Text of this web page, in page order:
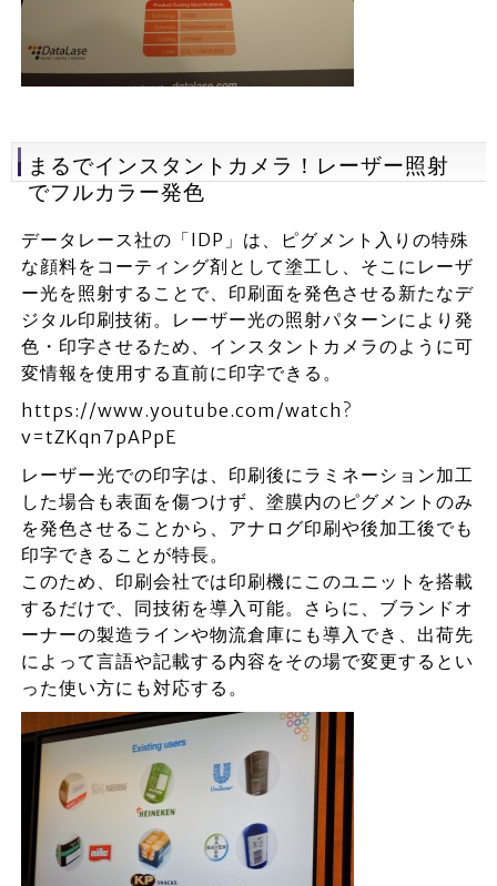
まるでインスタントカメラ！レーザー照射
でフルカラー発色
データレース社の「IDP」は、ピグメント入りの特殊
な顔料をコーティング剤として塗工し、そこにレーザ
ー光を照射することで、印刷面を発色させる新たなデ
ジタル印刷技術。レーザー光の照射パターンにより発
色・印字させるため、インスタントカメラのように可
変情報を使用する直前に印字できる。
https://www.youtube.com/watch?
v=tZKqn7pAPpE
レーザー光での印字は、印刷後にラミネーション加工
した場合も表面を傷つけず、塗膜内のピグメントのみ
を発色させることから、アナログ印刷や後加工後でも
印字できることが特長。
このため、印刷会社では印刷機にこのユニットを搭載
するだけで、同技術を導入可能。さらに、ブランドオ
ーナーの製造ラインや物流倉庫にも導入でき、出荷先
によって言語や記載する内容をその場で変更するとい
った使い方にも対応する。